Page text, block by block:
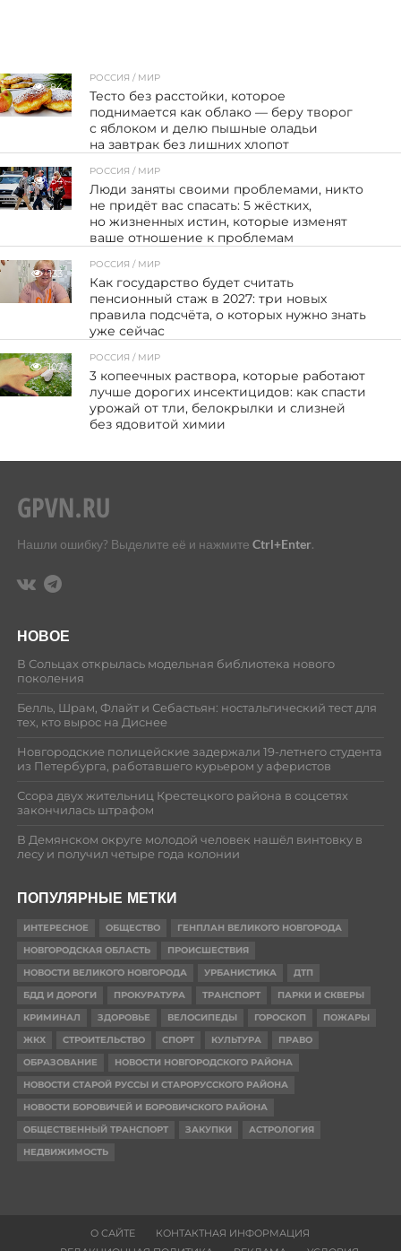
84
РОССИЯ / МИР
Тесто без расстойки, которое
поднимается как облако — беру творог
с яблоком и делю пышные оладьи
на завтрак без лишних хлопот
54
РОССИЯ / МИР
Люди заняты своими проблемами, никто
не придёт вас спасать: 5 жёстких,
но жизненных истин, которые изменят
ваше отношение к проблемам
133
РОССИЯ / МИР
Как государство будет считать
пенсионный стаж в 2027: три новых
правила подсчёта, о которых нужно знать
уже сейчас
107
РОССИЯ / МИР
3 копеечных раствора, которые работают
лучше дорогих инсектицидов: как спасти
урожай от тли, белокрылки и слизней
без ядовитой химии
Нашли ошибку? Выделите её и нажмите Ctrl+Enter.
НОВОЕ
В Сольцах открылась модельная библиотека нового
поколения
Белль, Шрам, Флайт и Себастьян: ностальгический тест для
тех, кто вырос на Диснее
Новгородские полицейские задержали 19-летнего студента
из Петербурга, работавшего курьером у аферистов
Ссора двух жительниц Крестецкого района в соцсетях
закончилась штрафом
В Демянском округе молодой человек нашёл винтовку в
лесу и получил четыре года колонии
ПОПУЛЯРНЫЕ МЕТКИ
ИНТЕРЕСНОЕ ОБЩЕСТВО
ГЕНПЛАН ВЕЛИКОГО НОВГОРОДА
НОВГОРОДСКАЯ ОБЛАСТЬ
ПРОИСШЕСТВИЯ
НОВОСТИ ВЕЛИКОГО НОВГОРОДА
УРБАНИСТИКА
ДТП
БДД И ДОРОГИ
ПРОКУРАТУРА ТРАНСПОРТ
ПАРКИ И СКВЕРЫ
КРИМИНАЛ
ЗДОРОВЬЕ ВЕЛОСИПЕДЫ ГОРОСКОП
ПОЖАРЫ
ЖКХ
СТРОИТЕЛЬСТВО СПОРТ КУЛЬТУРА
ПРАВО
ОБРАЗОВАНИЕ
НОВОСТИ НОВГОРОДСКОГО РАЙОНА
НОВОСТИ СТАРОЙ РУССЫ И СТАРОРУССКОГО РАЙОНА
НОВОСТИ БОРОВИЧЕЙ И БОРОВИЧСКОГО РАЙОНА
ОБЩЕСТВЕННЫЙ ТРАНСПОРТ
ЗАКУПКИ
АСТРОЛОГИЯ
НЕДВИЖИМОСТЬ
О САЙТЕ
КОНТАКТНАЯ ИНФОРМАЦИЯ